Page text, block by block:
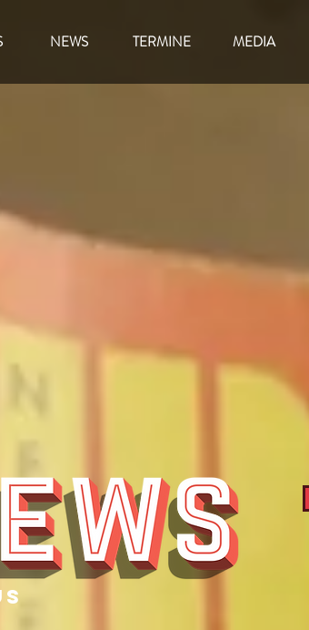
NEWS TERMINE MEDIA